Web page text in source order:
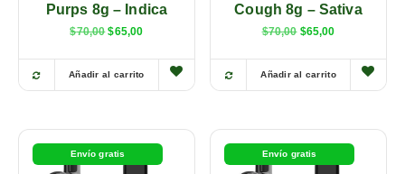
Purps 8g – Indica
$70,00 $65,00
Añadir al carrito
Cough 8g – Sativa
$70,00 $65,00
Añadir al carrito
Envío gratis Envío gratis